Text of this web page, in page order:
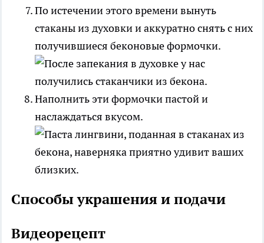
По истечении этого времени вынуть
стаканы из духовки и аккуратно снять с них
получившиеся беконовые формочки.
Наполнить эти формочки пастой и
наслаждаться вкусом.
Способы украшения и подачи
Видеорецепт